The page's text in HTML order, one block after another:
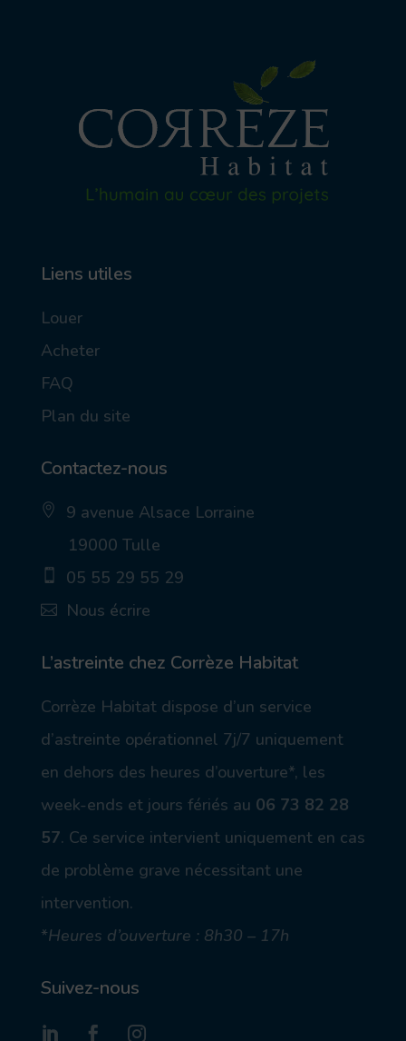
Liens utiles
Louer
Acheter
FAQ
Plan du site
Contactez-nous
in
lt
9 avenue Alsace Lorraine
19000 Tulle
on
ob
ile
on
05 55 29 55 29
_
m
_a
ic
Nous écrire
L’astreinte chez Corrèze Habitat
Corrèze Habitat dispose d’un service
d’astreinte opérationnel 7j/7 uniquement
en dehors des heures d’ouverture*, les
week-ends et jours fériés au 06 73 82 28
57. Ce service intervient uniquement en cas
de problème grave nécessitant une
intervention.
*Heures d’ouverture : 8h30 – 17h
Suivez-nous